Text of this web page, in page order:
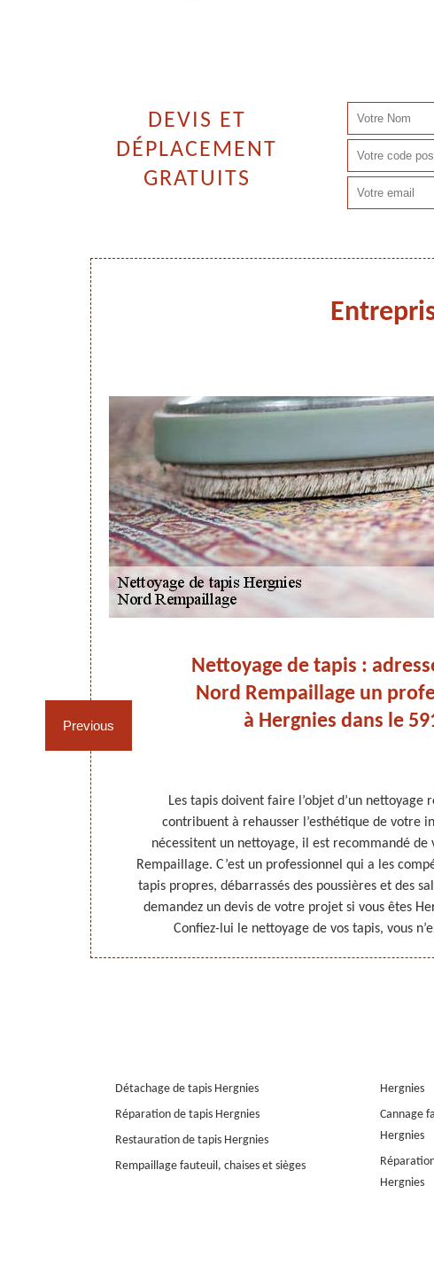
DEVIS ET
DÉPLACEMENT
GRATUITS
Previous
Nettoyage de tapis :
Nord Rempaillage un
à Hergnies dans le
Les tapis doivent faire l’objet d’un nettoyage
contribuent à rehausser l’esthétique de votre
nécessitent un nettoyage, il est recommandé de
Rempaillage. C’est un professionnel qui a les
tapis propres, débarrassés des poussières et des
demandez un devis de votre projet si vous êtes
Confiez-lui le nettoyage de vos tapis, vous
Détachage de tapis Hergnies
Réparation de tapis Hergnies
Restauration de tapis Hergnies
Rempaillage fauteuil, chaises et sièges
Hergnies
Cannage
Hergnies
Hergnies